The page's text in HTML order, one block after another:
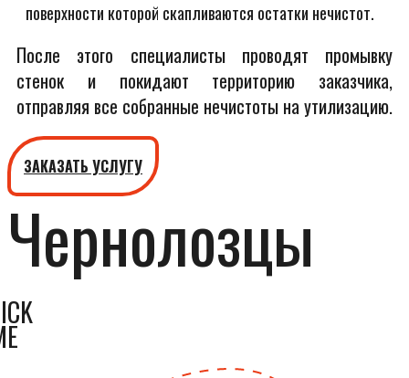
поверхности которой скапливаются остатки нечистот.
После этого специалисты проводят промывку
стенок и покидают территорию заказчика,
отправляя все собранные нечистоты на утилизацию.
ЗАКАЗАТЬ УСЛУГУ
Чернолозцы